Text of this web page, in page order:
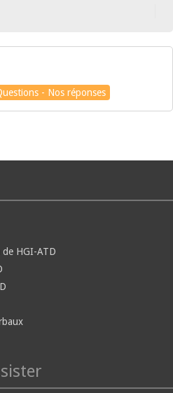
- Nos réponses
HGI-ATD